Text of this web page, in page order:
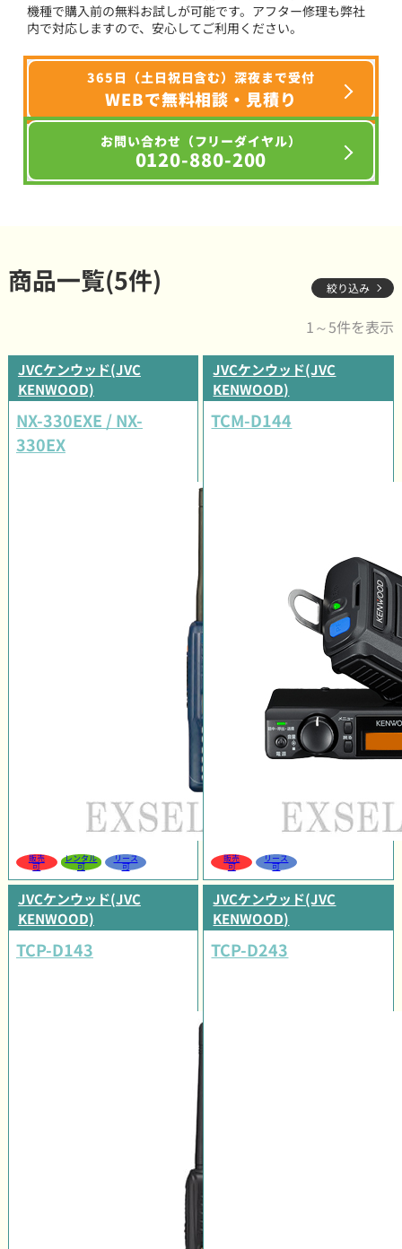
機種で購入前の無料お試しが可能です。アフター修理も弊社
内で対応しますので、安心してご利用ください。
365日（土日祝日含む）深夜まで受付
WEBで無料相談・見積り
お問い合わせ（フリーダイヤル）
0120-880-200
商品一覧(5件) 絞り込み
1～5件を表示
JVCケンウッド(JVC
KENWOOD)
NX-330EXE / NX-
330EX
販売
可
レンタル
可
リース
可
JVCケンウッド(JVC
KENWOOD)
TCM-D144
販売
可
リース
可
JVCケンウッド(JVC
KENWOOD)
TCP-D143
JVCケンウッド(JVC
KENWOOD)
TCP-D243